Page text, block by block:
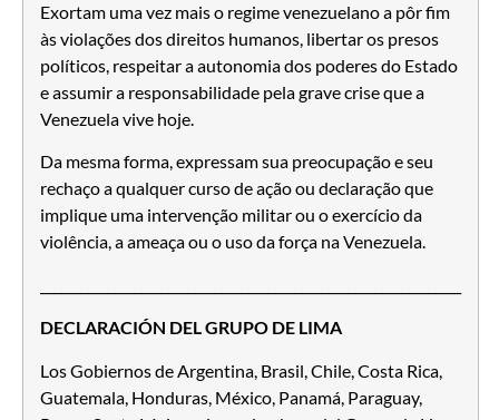
Exortam uma vez mais o regime venezuelano a pôr fim
às violações dos direitos humanos, libertar os presos
políticos, respeitar a autonomia dos poderes do Estado
e assumir a responsabilidade pela grave crise que a
Venezuela vive hoje.
Da mesma forma, expressam sua preocupação e seu
rechaço a qualquer curso de ação ou declaração que
implique uma intervenção militar ou o exercício da
violência, a ameaça ou o uso da força na Venezuela.
DECLARACIÓN DEL GRUPO DE LIMA
Los Gobiernos de Argentina, Brasil, Chile, Costa Rica,
Guatemala, Honduras, México, Panamá, Paraguay,